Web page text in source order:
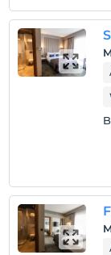
Pets not
Smoking
Smoking areas
1 child(ren)